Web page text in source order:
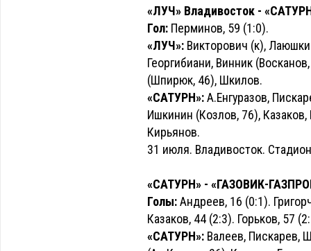
«ЛУЧ» Владивосток -
Гол: Перминов, 59 (1:0).
«ЛУЧ»: Викторович (к),
Георгибиани, Винник
(Шпирюк, 46), Шкилов.
«САТУРН»:А.Енгуразов,
Ишкинин (Козлов, 76),
Кирьянов.
31 июля. Владивосток.
«САТУРН» - «ГАЗОВИК-
Голы:Андреев, 16 (0:1).
Казаков, 44 (2:3). Горьков, 57
«САТУРН»: Валеев, Пискарев,